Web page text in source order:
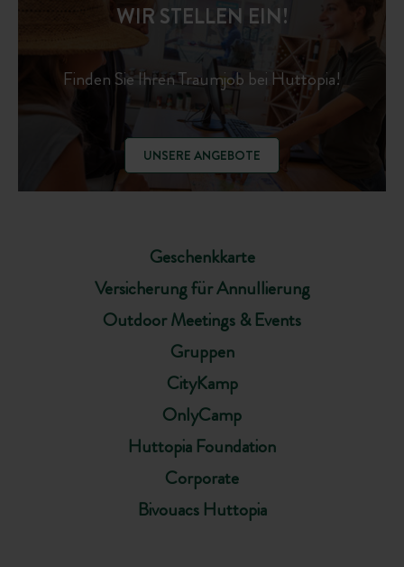
Geschenkkarte
Versicherung für Annullierung
Outdoor Meetings & Events
Gruppen
CityKamp
OnlyCamp
Huttopia Foundation
Corporate
Bivouacs Huttopia
WIR STELLEN EIN!
Finden Sie Ihren Traumjob bei Huttopia!
UNSERE ANGEBOTE